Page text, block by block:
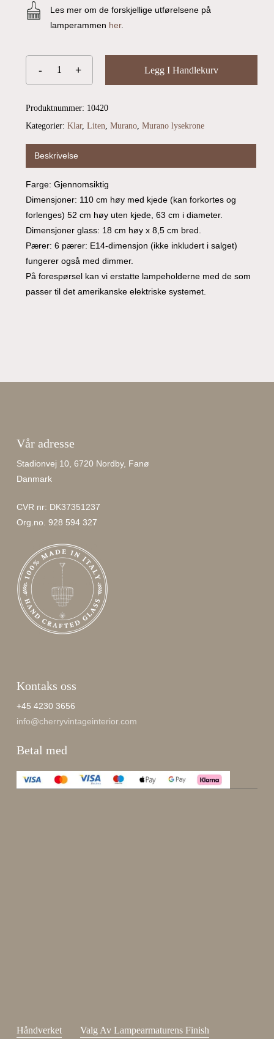
Du har ingen produkter i handlekurven.
Les mer om de forskjellige utførelsene på
lamperammen her.
Legg I Handlekurv
Produktnummer: 10420
Kategorier: Klar, Liten Murano, Murano lysekrone
Beskrivelse
Farge: Gjennomsiktig
Dimensjoner: 110 cm høy med kjede (kan forkortes og
forlenges) 52 cm høy uten kjede, 63 cm i diameter.
Dimensjoner glass: 18 cm høy x 8,5 cm bred.
Pærer: 6 pærer: E14-dimensjon (ikke inkludert i salget)
fungerer også med dimmer.
På forespørsel kan vi erstatte lampeholderne med de som
passer til det amerikanske elektriske systemet.
Vår adresse
Stadionvej 10, 6720 Nordby, Fanø
Danmark
CVR nr: DK37351237
Org.no. 928 594 327
Kontaks oss
+45 4230 3656
info@cherryvintageinterior.com
Betal med
Håndverket Valg Av Lampearmaturens Finish